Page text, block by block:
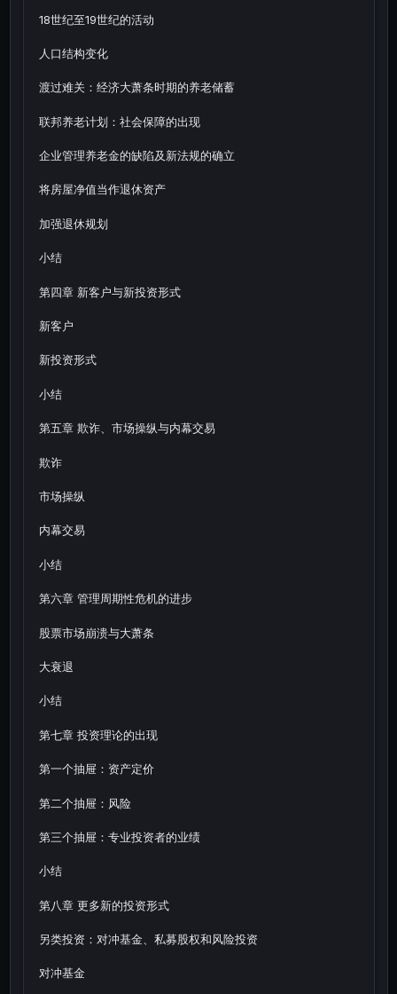
18世纪至19世纪的活动
人口结构变化
渡过难关：经济大萧条时期的养老储蓄
联邦养老计划：社会保障的出现
企业管理养老金的缺陷及新法规的确立
将房屋净值当作退休资产
加强退休规划
小结
第四章 新客户与新投资形式
新客户
新投资形式
小结
第五章 欺诈、市场操纵与内幕交易
欺诈
市场操纵
内幕交易
小结
第六章 管理周期性危机的进步
股票市场崩溃与大萧条
大衰退
小结
第七章 投资理论的出现
第一个抽屉：资产定价
第二个抽屉：风险
第三个抽屉：专业投资者的业绩
小结
第八章 更多新的投资形式
另类投资：对冲基金、私募股权和风险投资
对冲基金